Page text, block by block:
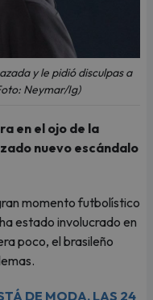
y le pidió disculpas a
Neymar/Ig)
en el ojo de la
nuevo escándalo
momento futbolístico
estado involucrado en
poco, el brasileño
DE MODA, LAS 24